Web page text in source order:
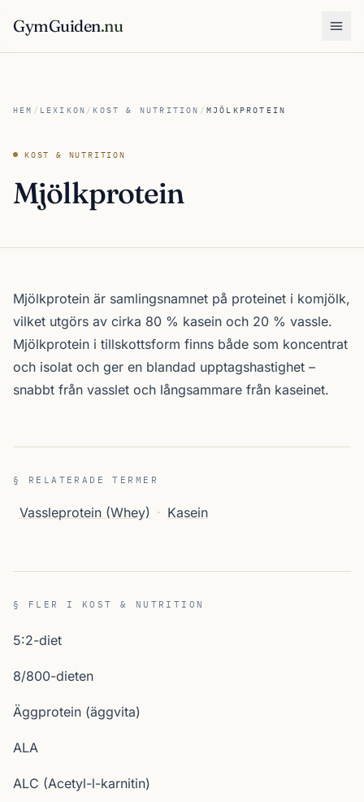
GymGuiden.nu
HEM / LEXIKON /KOST & NUTRITION / MJÖLKPROTEIN
KOST & NUTRITION
Mjölkprotein
Mjölkprotein är samlingsnamnet på proteinet i komjölk,
vilket utgörs av cirka 80 % kasein och 20 % vassle.
Mjölkprotein i tillskottsform finns både som koncentrat
och isolat och ger en blandad upptagshastighet –
snabbt från vasslet och långsammare från kaseinet.
§ RELATERADE TERMER
Vassleprotein (Whey) · Kasein
§ FLER I KOST & NUTRITION
5:2-diet
8/800-dieten
Äggprotein (äggvita)
ALA
ALC (Acetyl-l-karnitin)